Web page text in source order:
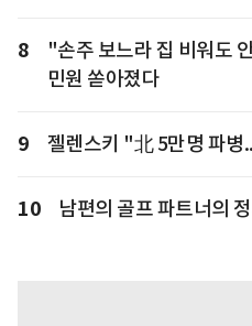
8
"손주 보느라 집 비워도
민원 쏟아졌다
9 젤렌스키 "北 5만명 파병
10 남편의 골프 파트너의 정